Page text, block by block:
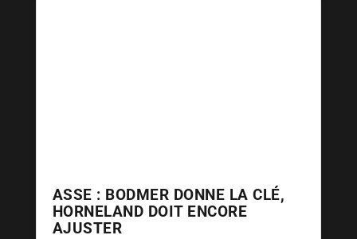
ASSE : BODMER DONNE LA CLÉ,
HORNELAND DOIT ENCORE
AJUSTER